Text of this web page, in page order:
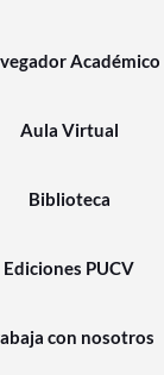
Académico
Aula Virtual
Biblioteca
Ediciones PUCV
con nosotros